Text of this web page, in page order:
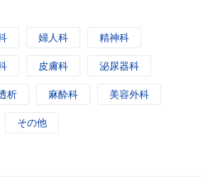
婦人科 精神科
皮膚科 泌尿器科
析 麻酔科 美容外科
その他